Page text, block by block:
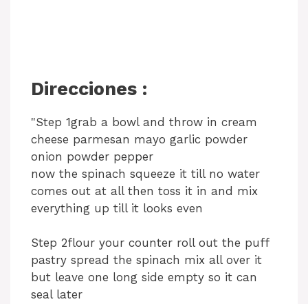
Direcciones :
"Step 1grab a bowl and throw in cream
cheese parmesan mayo garlic powder
onion powder pepper
now the spinach squeeze it till no water
comes out at all then toss it in and mix
everything up till it looks even
Step 2flour your counter roll out the puff
pastry spread the spinach mix all over it
but leave one long side empty so it can
seal later